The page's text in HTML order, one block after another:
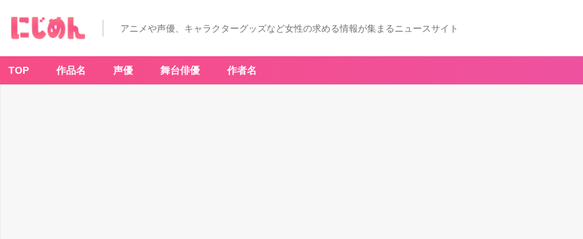
アニメや声優、キャラクターグッズなど女性の求める情報が集まるニュースサイト
TOP 作品名 声優 舞台俳優 作者名